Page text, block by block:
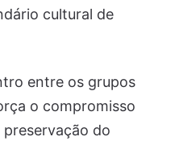
cultural de
entre os grupos
o compromisso
do